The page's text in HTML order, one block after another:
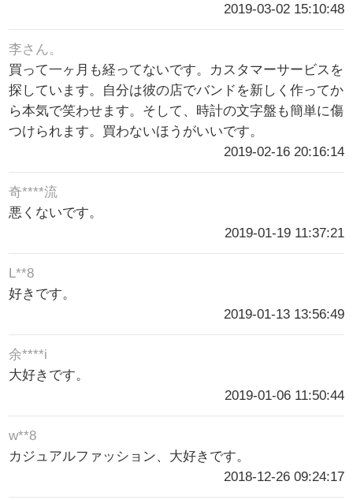
2019-03-02 15:10:48
李さん。
買って一ヶ月も経ってないです。カスタマーサービスを
探しています。自分は彼の店でバンドを新しく作ってか
ら本気で笑わせます。そして、時計の文字盤も簡単に傷
つけられます。買わないほうがいいです。
2019-02-16 20:16:14
奇****流
悪くないです。
2019-01-19 11:37:21
L**8
好きです。
2019-01-13 13:56:49
余****i
大好きです。
2019-01-06 11:50:44
w**8
カジュアルファッション、大好きです。
2018-12-26 09:24:17